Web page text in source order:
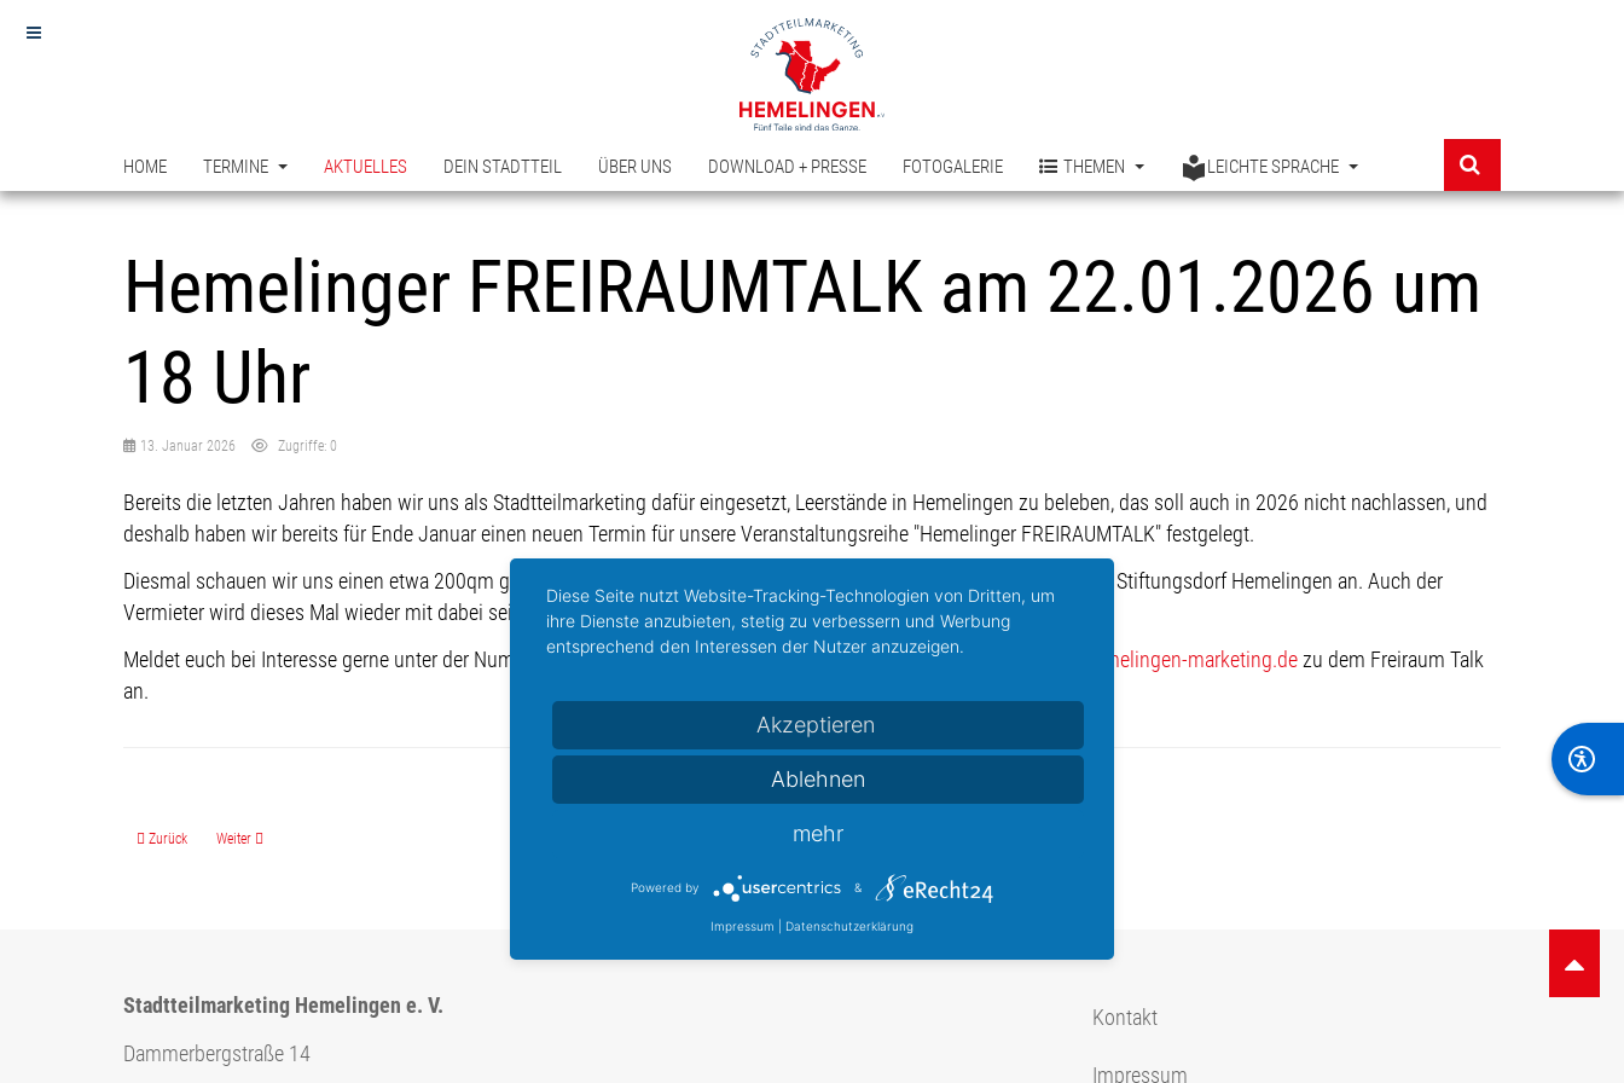
HOME TERMINE AKTUELLES DEIN STADTTEIL ÜBER UNS DOWNLOAD + PRESSE FOTOGALERIE THEMEN LEICHTE SPRACHE
Hemelinger FREIRAUMTALK am 22.01.2026 um
18 Uhr
13. Januar 2026 Zugriffe: 0
Bereits die letzten Jahren haben wir uns als Stadtteilmarketing dafür eingesetzt, Leerstände in Hemelingen zu beleben, das soll auch in 2026 nicht nachlassen, und
deshalb haben wir bereits für Ende Januar einen neuen Termin für unsere Veranstaltungsreihe "Hemelinger FREIRAUMTALK" festgelegt.
Diesmal schauen wir uns einen etwa 200qm großen Leerstand im Erdgeschoss in der Diedrich-Wilkens-Straße 18 vom Stiftungsdorf Hemelingen an. Auch der
Vermieter wird dieses Mal wieder mit dabei sein, uns den Leerstand zeigen, und aufkommende Fragen beantworten.
Meldet euch bei Interesse gerne unter der Nummer 0421 410 412 0 bei Peter Birkholz, oder per E-Mail an
kontakt@hemelingen-marketing.de zu dem Freiraum Talk
an.
Vorheriger Beitrag: 8. Hemelinger Business-Treff am 03.02.2026
Zurück Nächster Beitrag: Frohe Festtage wünscht das Team vom Stadtteilmarketing Hemelingen
Weiter
Stadtteilmarketing Hemelingen e. V.
Dammerbergstraße 14
Kontakt
Impressum
Diese Seite nutzt Website-Tracking-Technologien von Dritten, um
ihre Dienste anzubieten, stetig zu verbessern und Werbung
entsprechend den Interessen der Nutzer anzuzeigen.
Akzeptieren
Ablehnen
mehr
Powered by &
Impressum Datenschutzerklärung